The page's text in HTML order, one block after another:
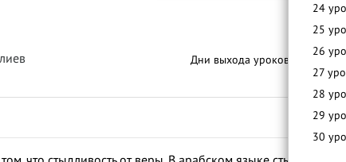
Дни выхода уроков: По
24
25
26
27
28
29
30